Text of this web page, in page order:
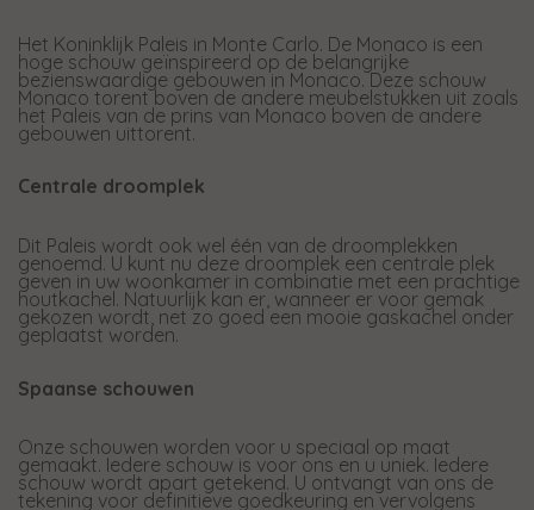
Het Koninklijk Paleis in Monte Carlo. De Monaco is een
hoge schouw geïnspireerd op de belangrijke
bezienswaardige gebouwen in Monaco. Deze schouw
Monaco torent boven de andere meubelstukken uit zoals
het Paleis van de prins van Monaco boven de andere
gebouwen uittorent.
Centrale droomplek
Dit Paleis wordt ook wel één van de droomplekken
genoemd. U kunt nu deze droomplek een centrale plek
geven in uw woonkamer in combinatie met een prachtige
houtkachel. Natuurlijk kan er, wanneer er voor gemak
gekozen wordt, net zo goed een mooie gaskachel onder
geplaatst worden.
Spaanse schouwen
Onze schouwen worden voor u speciaal op maat
gemaakt. Iedere schouw is voor ons en u uniek. Iedere
schouw wordt apart getekend. U ontvangt van ons de
tekening voor definitieve goedkeuring en vervolgens